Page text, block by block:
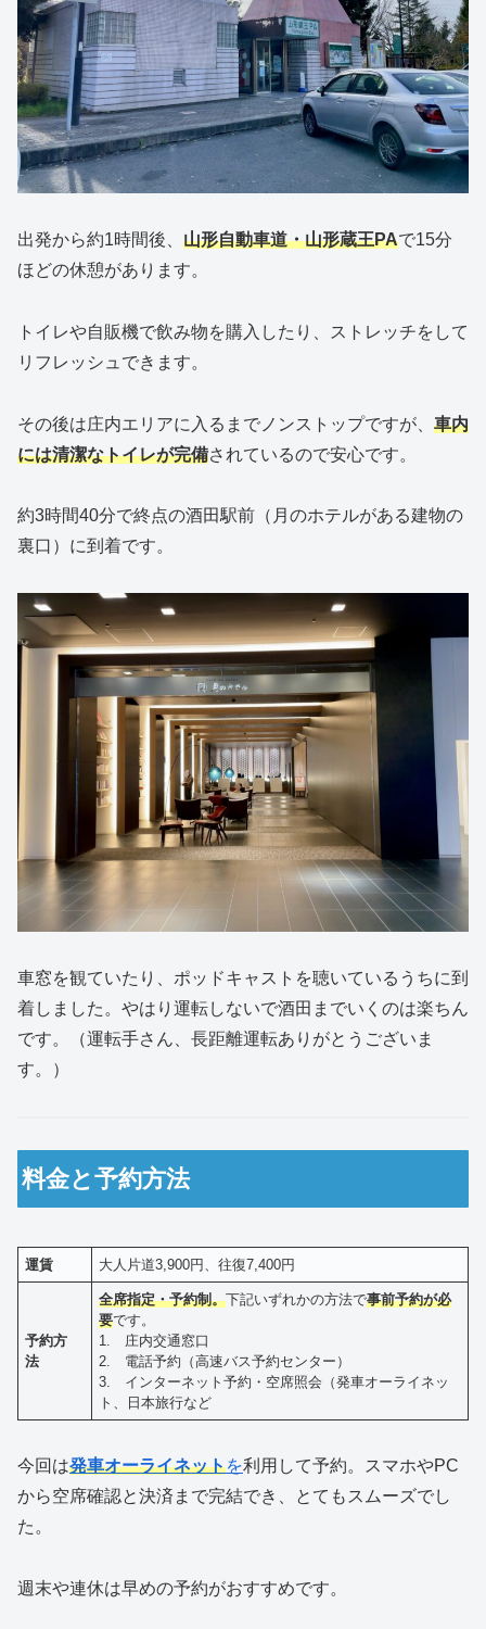
出発から約1時間後、 山形自動車道・山形蔵王PAで15分
ほどの休憩があります。
トイレや自販機で飲み物を購入したり、ストレッチをして
リフレッシュできます。
その後は庄内エリアに入るまでノンストップですが、 車内
には清潔なトイレが完備されているので安心です。
約3時間40分で終点の酒田駅前（月のホテルがある建物の
裏口）に到着です。
車窓を観ていたり、ポッドキャストを聴いているうちに到
着しました。やはり運転しないで酒田までいくのは楽ちん
です。（運転手さん、長距離運転ありがとうございま
す。）
料金と予約方法
運賃 大人片道3,900円、往復7,400円
予約方
法
全席指定・予約制。下記いずれかの方法で事前予約が必
要です。
1. 庄内交通窓口
2. 電話予約（高速バス予約センター）
3. インターネット予約・空席照会（発車オーライネッ
ト、日本旅行など
今回は発車オーライネットを利用して予約。スマホやPC
から空席確認と決済まで完結でき、とてもスムーズでし
た。
週末や連休は早めの予約がおすすめです。